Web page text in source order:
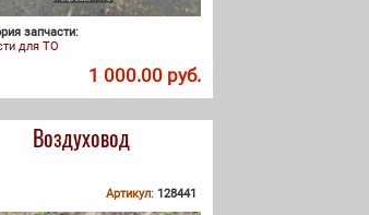
запчасти:
для ТО
1 000.00 руб.
Воздуховод
Артикул: 128441